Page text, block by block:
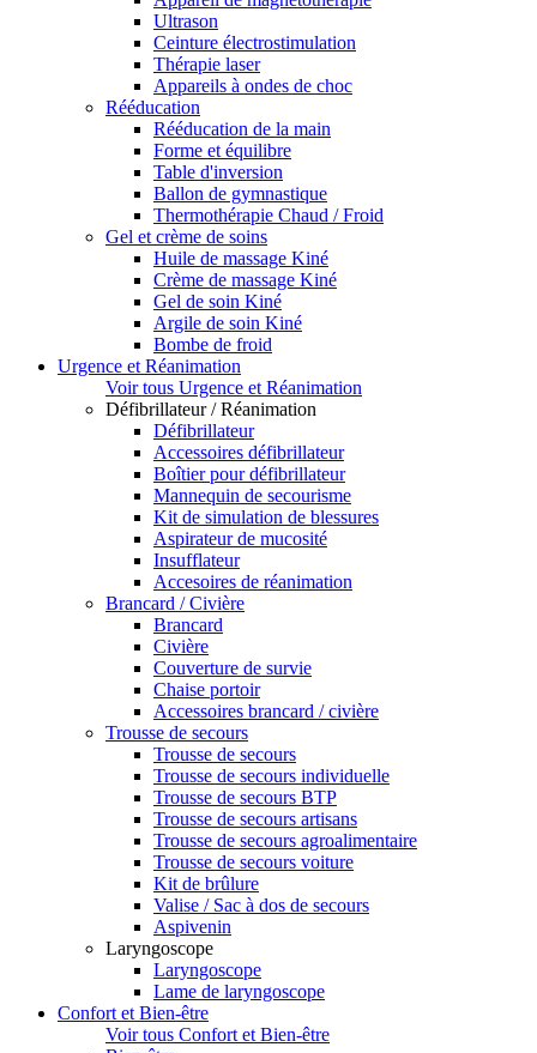
Ultrason
Ceinture électrostimulation
Thérapie laser
Appareils à ondes de choc
Rééducation
Rééducation de la main
Forme et équilibre
Table d'inversion
Ballon de gymnastique
Thermothérapie Chaud / Froid
Gel et crème de soins
Huile de massage Kiné
Crème de massage Kiné
Gel de soin Kiné
Argile de soin Kiné
Bombe de froid
Urgence et Réanimation
Voir tous Urgence et Réanimation
Défibrillateur / Réanimation
Défibrillateur
Accessoires défibrillateur
Boîtier pour défibrillateur
Mannequin de secourisme
Kit de simulation de blessures
Aspirateur de mucosité
Insufflateur
Accesoires de réanimation
Brancard / Civière
Brancard
Civière
Couverture de survie
Chaise portoir
Accessoires brancard / civière
Trousse de secours
Trousse de secours
Trousse de secours individuelle
Trousse de secours BTP
Trousse de secours artisans
Trousse de secours agroalimentaire
Trousse de secours voiture
Kit de brûlure
Valise / Sac à dos de secours
Aspivenin
Laryngoscope
Laryngoscope
Lame de laryngoscope
Confort et Bien-être
Voir tous Confort et Bien-être